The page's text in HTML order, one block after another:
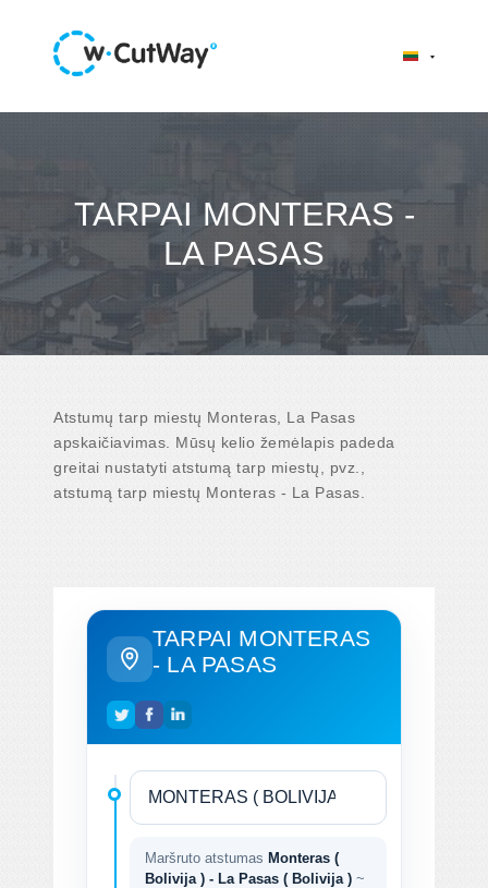
TARPAI MONTERAS -
LA PASAS
Atstumų tarp miestų Monteras, La Pasas
apskaičiavimas. Mūsų kelio žemėlapis padeda
greitai nustatyti atstumą tarp miestų, pvz.,
atstumą tarp miestų Monteras - La Pasas.
TARPAI MONTERAS
- LA PASAS
Maršruto atstumas Monteras (
Bolivija ) - La Pasas ( Bolivija ) ~